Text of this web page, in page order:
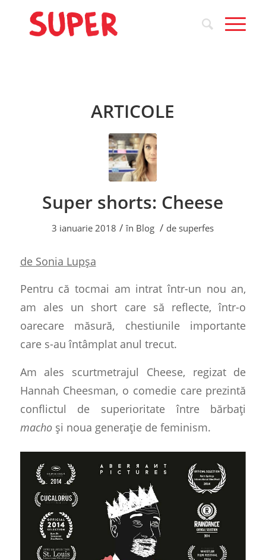
ARTICOLE
Super shorts: Cheese
3 ianuarie 2018 / în Blog / desuperfes
de Sonia Lupșa
Pentru că tocmai am intrat într-un nou an,
am ales un short care să reflecte, într-o
oarecare măsură, chestiunile importante
care s-au întâmplat anul trecut.
Am ales scurtmetrajul Cheese, regizat de
Hannah Cheesman, o comedie care prezintă
conflictul de superioritate între bărbați
machoși noua generație de feminism.